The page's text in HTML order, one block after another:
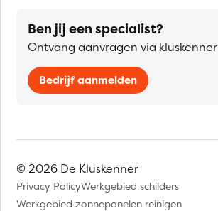
Ben jij een specialist?
Ontvang aanvragen via kluskenner
Bedrijf aanmelden
© 2026 De Kluskenner
Privacy PolicyWerkgebied schilders
Werkgebied zonnepanelen reinigen